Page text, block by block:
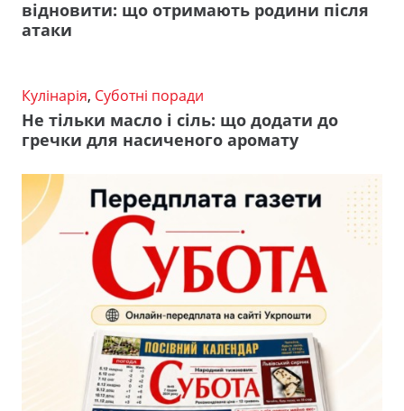
відновити: що отримають родини після
атаки
Кулінарія, Суботні поради
Не тільки масло і сіль: що додати до
гречки для насиченого аромату